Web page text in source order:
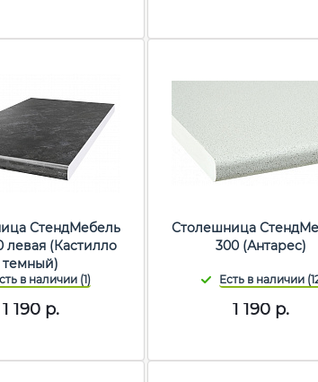
СтендМебель
(Кастилло
темный)
1 190р.
Столешница
300 (Антарес)
1 190 р.